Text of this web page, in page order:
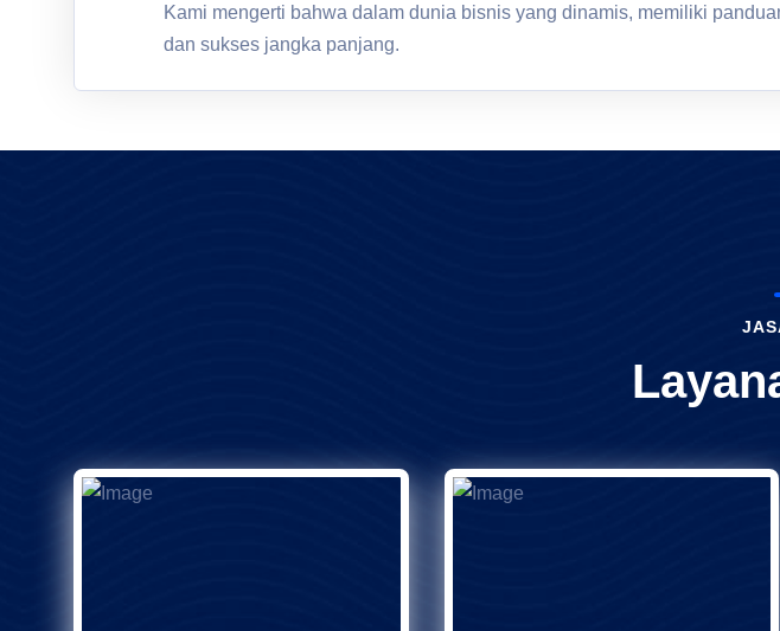
Kami mengerti bahwa dalam dunia bisnis yang dinamis, memiliki
dan sukses jangka panjang.